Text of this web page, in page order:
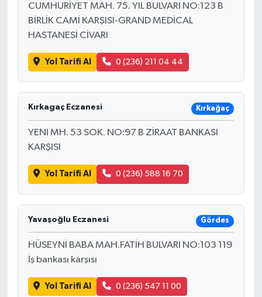
CUMHURİYET MAH. 75. YIL BULVARI NO:123 B
BİRLİK CAMİ KARŞISI-GRAND MEDİCAL
HASTANESİ CİVARI
Yol Tarifi Al 0 (236) 211 04 44
Kırkagaç Eczanesi Kırkağaç
YENI MH. 53 SOK. NO:97 B ZİRAAT BANKASI
KARŞISI
Yol Tarifi Al 0 (236) 588 16 70
Yavaşoğlu Eczanesi Gördes
HÜSEYNİ BABA MAH.FATİH BULVARI NO:103 119
İş bankası karşısı
Yol Tarifi Al 0 (236) 547 11 00